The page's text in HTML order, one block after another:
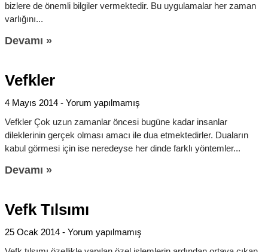
bizlere de önemli bilgiler vermektedir. Bu uygulamalar her zaman
varlığını
Devamı »
Vefkler
4 Mayıs 2014
Yorum yapılmamış
Vefkler Çok uzun zamanlar öncesi bugüne kadar insanlar
dileklerinin gerçek olması amacı ile dua etmektedirler. Duaların
kabul görmesi için ise neredeyse her dinde farklı yöntemler
Devamı »
Vefk Tılsımı
25 Ocak 2014
Yorum yapılmamış